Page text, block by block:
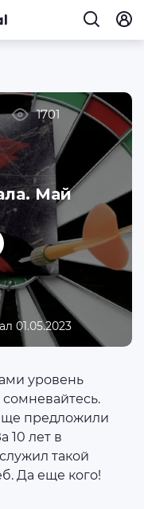
01.05.2023
Май
1701
уровень
предложили
10 лет в
такой
Да еще кого!